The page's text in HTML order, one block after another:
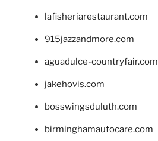
lafisheriarestaurant.com
915jazzandmore.com
aguadulce-countryfair.com
jakehovis.com
bosswingsduluth.com
birminghamautocare.com